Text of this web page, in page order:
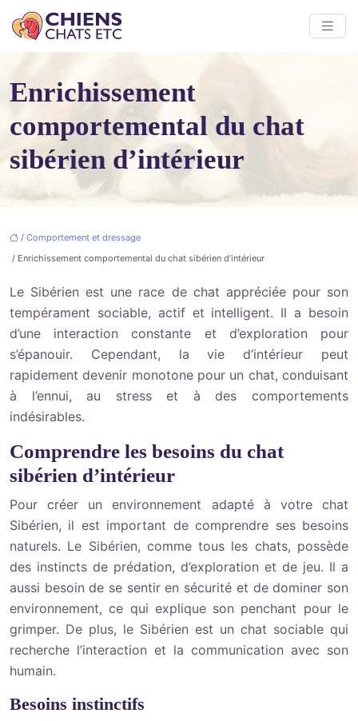
Enrichissement
comportemental du chat
sibérien d’intérieur
/ Comportement et dressage
/ Enrichissement comportemental du chat sibérien d’intérieur
Le Sibérien est une race de chat appréciée pour son
tempérament sociable, actif et intelligent. Il a besoin
d’une interaction constante et d’exploration pour
s’épanouir. Cependant, la vie d’intérieur peut
rapidement devenir monotone pour un chat, conduisant
à l’ennui, au stress et à des comportements
indésirables.
Comprendre les besoins du chat
sibérien d’intérieur
Pour créer un environnement adapté à votre chat
Sibérien, il est important de comprendre ses besoins
naturels. Le Sibérien, comme tous les chats, possède
des instincts de prédation, d’exploration et de jeu. Il a
aussi besoin de se sentir en sécurité et de dominer son
environnement, ce qui explique son penchant pour le
grimper. De plus, le Sibérien est un chat sociable qui
recherche l’interaction et la communication avec son
humain.
Besoins instinctifs